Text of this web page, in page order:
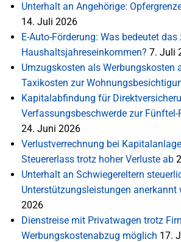
Unterhalt an Angehörige:
14. Juli 2026
E-Auto-Förderung: Was bedeutet
Haushaltsjahreseinkommen? 7. Juli
Umzugskosten als Werbungskosten
Taxikosten zur
Kapitalabfindung für
Verfassungsbeschwerde zur
24. Juni 2026
Verlustverrechnung bei
Steuererlass trotz hoher Verluste ab
Unterhalt an Schwiegereltern
Unterstützungsleistungen anerkannt
2026
Dienstreise mit Privatwagen trotz
Werbungskostenabzug möglich 17.